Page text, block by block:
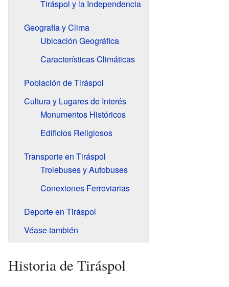
Tiráspol y la Independencia
Geografía y Clima
Ubicación Geográfica
Características Climáticas
Población de Tiráspol
Cultura y Lugares de Interés
Monumentos Históricos
Edificios Religiosos
Transporte en Tiráspol
Trolebuses y Autobuses
Conexiones Ferroviarias
Deporte en Tiráspol
Véase también
Historia de Tiráspol